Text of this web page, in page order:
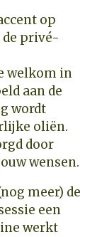
op
privé-
welkom in
aan de
wordt
oliën.
door
wensen.
meer) de
een
werkt